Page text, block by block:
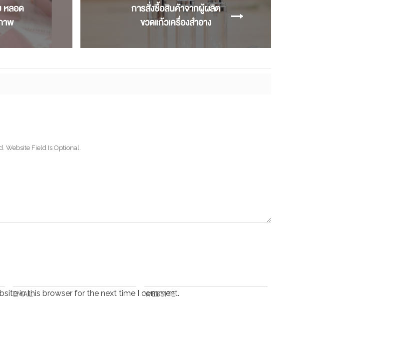
การสั่งซื้อสินค้าจากผู้ผลิต
ขวดแก้วเครื่องสำอาง
หลอด
าพ
Website Field Is Optional.
EMAIL WEBSITE
in this browser for the next time I comment.